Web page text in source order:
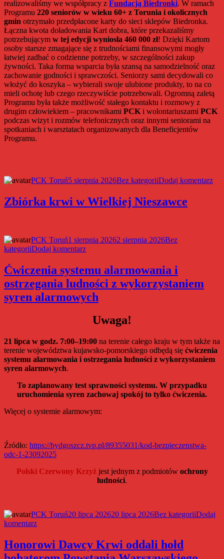
realizowaliśmy we współpracy z Fundacją Biedronki. W ramach
Programu 220 seniorów w wieku 60+ z Torunia i okolicznych
gmin otrzymało przedpłacone karty do sieci sklepów Biedronka.
Łączna kwota doładowania Kart dobra, które przekazaliśmy
potrzebującym w tej edycji wyniosła 460 000 zł! Dzięki Kartom
osoby starsze zmagające się z trudnościami finansowymi mogły
łatwiej zadbać o codzienne potrzeby, w szczególności zakup
żywności. Taka forma wsparcia była szansą na samodzielność oraz
zachowanie godności i sprawczości. Seniorzy sami decydowali co
włożyć do koszyka – wybierali swoje ulubione produkty, to na co
mieli ochotę lub czego rzeczywiście potrzebowali. Ogromną zaletą
Programu była także możliwość stałego kontaktu i rozmowy z
drugim człowiekiem – pracownikami PCK i wolontariuszami PCK
podczas wizyt i rozmów telefonicznych oraz innymi seniorami na
spotkaniach i warsztatach organizowanych dla Beneficjentów
Programu.
Autor
PCK ToruńData
5 sierpnia 2026Kategorie
Bez kategoriiDodaj komentarzdo
Zbiórka krwi w Wielkiej Nieszawce
Autor
PCK ToruńData
publikacji
1 sierpnia 20262 sierpnia 2026Kategorie
Bez
kategoriiDodaj komentarzdo
w
Wielkiej
Nieszawce
Ćwiczenia systemu alarmowania i
ostrzegania ludności z wykorzystaniem
syren alarmowych
Uwaga!
21 lipca w godz. 7:00–19:00 na terenie całego kraju w tym także na
terenie województwa kujawsko-pomorskiego odbędą się ćwiczenia
systemu alarmowania i ostrzegania ludności z wykorzystaniem
syren alarmowych.
To zaplanowany test sprawności systemu. W przypadku
uruchomienia syren zachowaj spokój to tylko ćwiczenia.
Więcej o systemie alarmowym:
Źródło: https://bydgoszcz.tvp.pl/89355031/kod-bezpieczenstwa-
odc-1-23092025
Polski Czerwony Krzyżjest jednym z podmiotów ochrony
ludności.
Autor
PCK ToruńData
20 lipca 202620 lipca 2026Kategorie
Bez kategoriiDodaj
komentarzdo
systemu
alarmowania
Honorowi Dawcy Krwi oddali hołd